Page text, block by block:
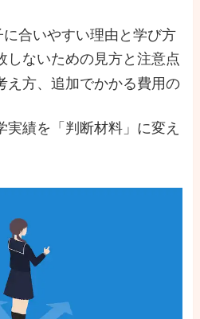
合いやすい理由と学び方
しないための見方と注意点
え方、追加でかかる費用の
実績を「判断材料」に変え